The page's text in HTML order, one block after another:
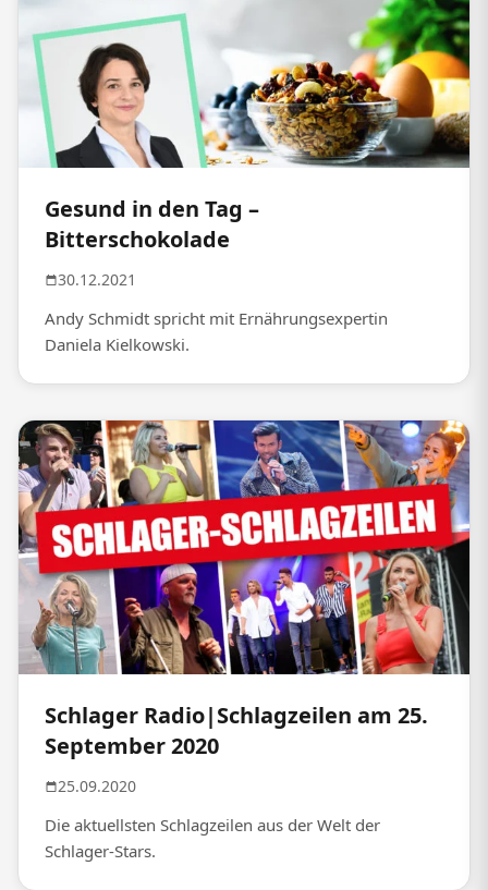
Gesund in den Tag –
Bitterschokolade
30.12.2021
Andy Schmidt spricht mit Ernährungsexpertin
Daniela Kielkowski.
Schlager Radio|Schlagzeilen am 25.
September 2020
25.09.2020
Die aktuellsten Schlagzeilen aus der Welt der
Schlager-Stars.